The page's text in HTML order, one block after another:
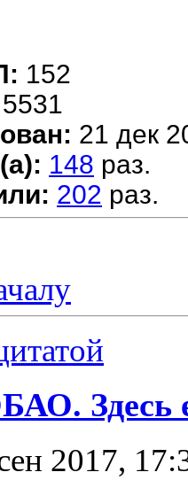
152
5531
21 дек
148 раз.
202 раз.
Здесь
2017,